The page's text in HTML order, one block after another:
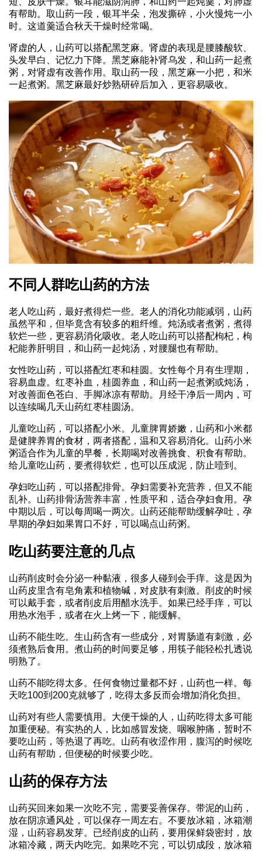
有帮助。取山药一段，银耳半朵，泡发撕碎，小火慢炖一小
时。这道羹适合秋天干燥时经常喝。
肾虚的人，山药可以搭配黑芝麻。肾虚的表现是腰膝酸软、
头发早白、记忆力下降。黑芝麻能补肾乌发，和山药一起煮
粥，对肾虚有改善作用。取山药一段，黑芝麻一小把，和米
一起煮粥。黑芝麻最好炒熟研碎后加入，更容易吸收。
不同人群吃山药的方法
老人吃山药，最好煮得烂一些。老人的消化功能减弱，山药
虽然平和，但毕竟含有较多的粗纤维。炖汤或者煮粥，煮得
软烂一些，更容易消化吸收。老人吃山药可以搭配枸杞，枸
杞能养肝明目，和山药一起炖汤，对腰腿也有帮助。
女性吃山药，可以搭配红枣和桂圆。女性每个月有生理期，
容易血虚。红枣补血，桂圆养血，和山药一起煮粥或炖汤，
对改善面色苍白、手脚冰凉有帮助。月经干净后一周内，可
以连续喝几天山药红枣桂圆汤。
儿童吃山药，可以搭配小米。儿童脾胃娇嫩，山药和小米都
是健脾养胃的食材，两者搭配，温和又容易消化。山药小米
粥适合作为儿童的早餐，长期喝对改善挑食、积食有帮助。
给儿童吃山药，要煮得软烂，也可以压成泥，防止噎到。
孕妇吃山药，可以搭配排骨。孕妇需要补充营养，但又不能
乱补。山药排骨汤营养丰富，性质平和，适合孕妇食用。孕
中期以后，可以每周喝一两次。山药还能帮助缓解孕吐，孕
早期的孕妇如果胃口不好，可以喝点山药粥。
吃山药要注意的几点
山药削皮时会分泌一种黏液，很多人碰到会手痒。这是因为
山药皮里含有皂角素和植物碱，对皮肤有刺激。削皮的时候
可以戴手套，或者削皮后用醋水洗手。如果已经手痒，可以
用热水泡手，或者在火上烤一下，能缓解。
山药不能生吃。生山药含有一些成分，对胃肠道有刺激，必
须煮熟后食用。煮山药的时间要足够，用筷子能轻松扎透说
明熟了。
山药不能吃得太多。任何食物过量都不好，山药也一样。每
天吃100到200克就够了，吃得太多反而会增加消化负担。
山药对有些人需要慎用。大便干燥的人，山药吃得太多可能
加重便秘。有实热的人，比如感冒发烧、咽喉肿痛，暂时不
要吃山药，等热退了再吃。山药有收涩作用，腹泻的时候吃
山药有帮助，但便秘的时候要少吃。
山药的保存方法
山药买回来如果一次吃不完，需要妥善保存。带泥的山药，
放在阴凉通风处，可以保存一周左右。不要放冰箱，冰箱潮
湿，山药容易发芽。已经削皮的山药，要用保鲜袋密封，放
冰箱冷藏，两天内吃完。如果吃不完，可以切成段，放冰箱